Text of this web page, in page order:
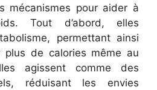
mécanismes pour aider à
Tout d’abord, elles
permettant ainsi
de calories même au
agissent comme des
réduisant les envies